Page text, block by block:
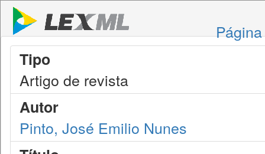
Tipo
Artigo de revista
Autor
Pinto, José Emilio Nunes